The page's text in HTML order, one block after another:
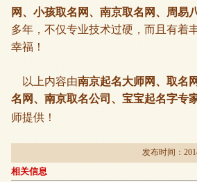
网、小孩取名网、南京取名网、周易
多年，不仅专业技术过硬，而且有着
幸福！
以上内容由南京起名大师网、取名
名网、南京取名公司、宝宝起名字专
师提供！
发布时间：
相关信息